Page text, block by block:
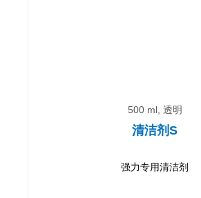
500 ml, 透明
清洁剂S
强力专用清洁剂